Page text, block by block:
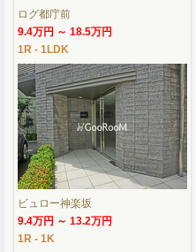
ログ都庁前
9.4万円 ～ 18.5万円
1R - 1LDK
ビュロー神楽坂
9.4万円 ～ 13.2万円
1R - 1K